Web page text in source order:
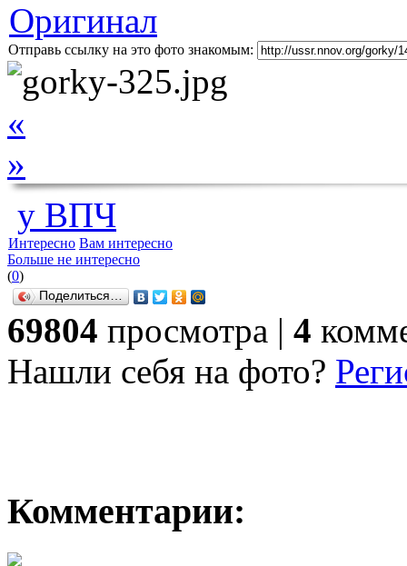
Оригинал
Отправь ссылку на это фото знакомым:
«
»
у ВПЧ
Интересно Вам интересно
Больше не интересно
(0)
Поделиться…
69804 просмотра | 4
Нашли себя на фото?
Комментарии: